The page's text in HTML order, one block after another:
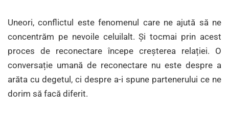
Uneori, conflictul este fenomenul care ne ajută să ne
concentrăm pe nevoile celuilalt. Și tocmai prin acest
proces de reconectare începe creșterea relației. O
conversație umană de reconectare nu este despre a
arăta cu degetul, ci despre a-i spune partenerului ce ne
dorim să facă diferit.